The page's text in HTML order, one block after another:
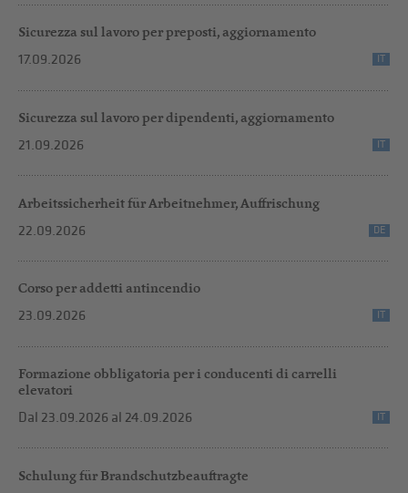
Sicurezza sul lavoro per preposti, aggiornamento
17.09.2026
IT
Sicurezza sul lavoro per dipendenti, aggiornamento
21.09.2026
IT
Arbeitssicherheit für Arbeitnehmer, Auffrischung
22.09.2026
DE
Corso per addetti antincendio
23.09.2026
IT
Formazione obbligatoria per i conducenti di carrelli
elevatori
Dal 23.09.2026 al 24.09.2026 IT
Schulung für Brandschutzbeauftragte